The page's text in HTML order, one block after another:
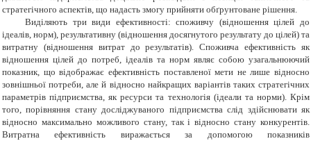
стратегічного аспектів, що надасть змогу прийняти обґрунтоване рішення.
Виділяють три види ефективності: споживчу (відношення цілей до
ідеалів, норм), результативну (відношення досягнутого результату до цілей) та
витратну (відношення витрат до результатів). Споживча ефективність як
відношення цілей до потреб, ідеалів та норм являє собою узагальнюючий
показник, що відображає ефективність поставленої мети не лише відносно
зовнішньої потреби, але й відносно найкращих варіантів таких стратегічних
параметрів підприємства, як ресурси та технологія (ідеали та норми). Крім
того, порівняння стану досліджуваного підприємства слід здійснювати як
відносно максимально можливого стану, так і відносно стану конкурентів.
Витратна ефективність виражається за допомогою показників